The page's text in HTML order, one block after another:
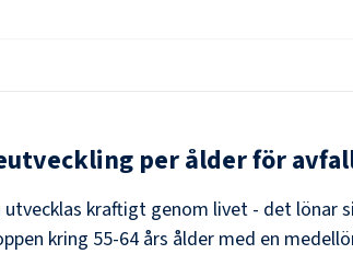
per ålder för
utvecklas kraftigt genom livet - det lönar
kring 55-64 års ålder med en